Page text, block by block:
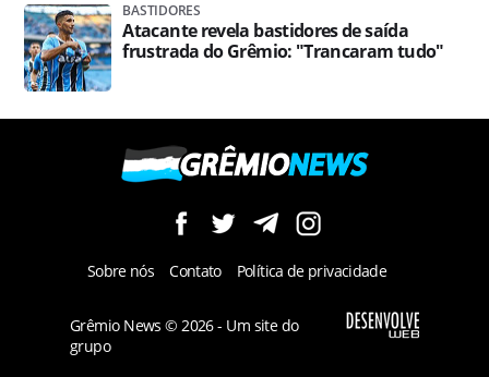
BASTIDORES
Atacante revela bastidores de saída
frustrada do Grêmio: "Trancaram tudo"
Sobre nós Contato Política de privacidade
Grêmio News © 2026 - Um site do
grupo